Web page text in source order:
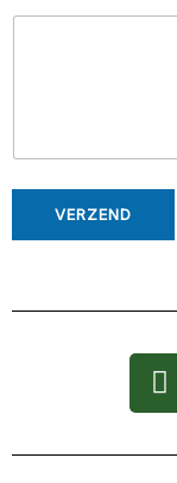
VERZEND